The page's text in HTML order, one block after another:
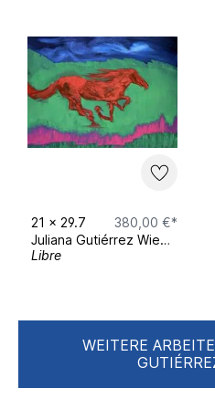
April 2022 - Juni
Winterausstellung
in small
März 2021
21 x 29.7
380,00 €*
Juliana Gutiérrez Wiest
Libre
WEITERE